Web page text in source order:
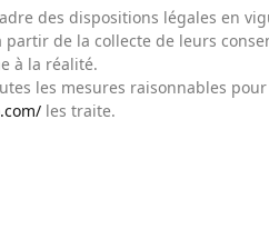
des dispositions légales en
de la collecte de leurs
à la réalité.
les mesures raisonnables pour
les traite.